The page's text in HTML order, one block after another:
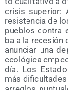
cri­sis supe­rior:
resis­ten­cia de
pue­blos con­tra
ba a la rece­sión
anun­ciar una
eco­ló­gi­ca
día. Los
más difi­cul­ta­des